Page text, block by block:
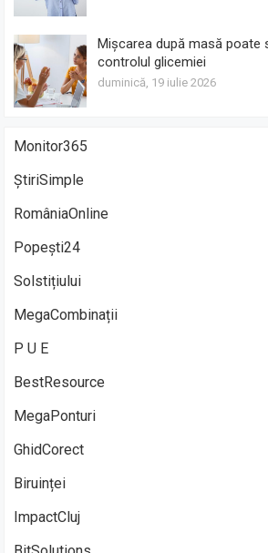
Mișcarea după masă poate
controlul glicemiei
duminică, 19 iulie 2026
Monitor365
ȘtiriSimple
RomâniaOnline
Popești24
Solstițiului
MegaCombinații
P U E
BestResource
MegaPonturi
GhidCorect
Biruinței
ImpactCluj